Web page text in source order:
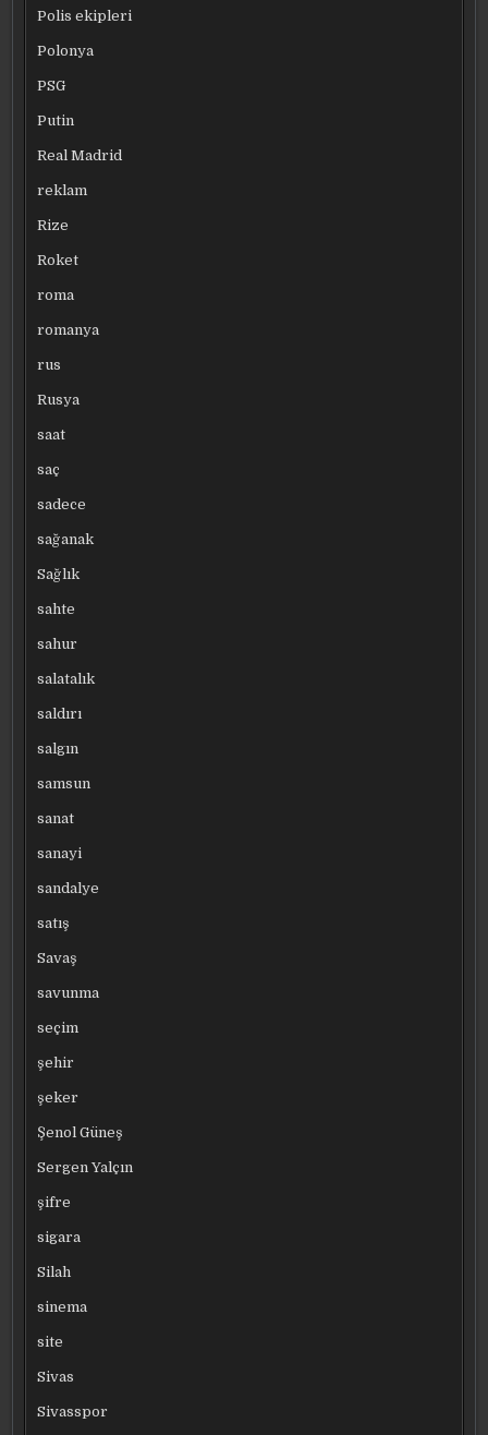
Polis ekipleri
Polonya
PSG
Putin
Real Madrid
reklam
Rize
Roket
roma
romanya
rus
Rusya
saat
saç
sadece
sağanak
Sağlık
sahte
sahur
salatalık
saldırı
salgın
samsun
sanat
sanayi
sandalye
satış
Savaş
savunma
seçim
şehir
şeker
Şenol Güneş
Sergen Yalçın
şifre
sigara
Silah
sinema
site
Sivas
Sivasspor